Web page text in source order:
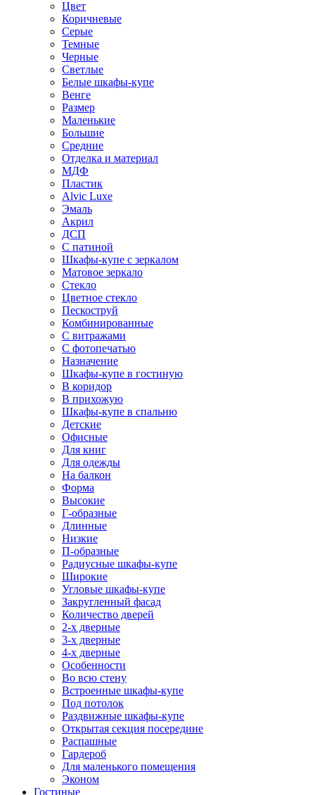
Цвет
Коричневые
Серые
Темные
Черные
Светлые
Белые шкафы-купе
Венге
Размер
Маленькие
Большие
Средние
Отделка и материал
МДФ
Пластик
Alvic Luxe
Эмаль
Акрил
ДСП
С патиной
Шкафы-купе с зеркалом
Матовое зеркало
Стекло
Цветное стекло
Пескоструй
Комбинированные
С витражами
С фотопечатью
Назначение
Шкафы-купе в гостиную
В коридор
В прихожую
Шкафы-купе в спальню
Детские
Офисные
Для книг
Для одежды
На балкон
Форма
Высокие
Г-образные
Длинные
Низкие
П-образные
Радиусные шкафы-купе
Широкие
Угловые шкафы-купе
Закругленный фасад
Количество дверей
2-х дверные
3-х дверные
4-х дверные
Особенности
Во всю стену
Встроенные шкафы-купе
Под потолок
Раздвижные шкафы-купе
Открытая секция посередине
Распашные
Гардероб
Для маленького помещения
Эконом
Гостиные